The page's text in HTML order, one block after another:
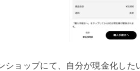
ショップにて、自分が現金化し